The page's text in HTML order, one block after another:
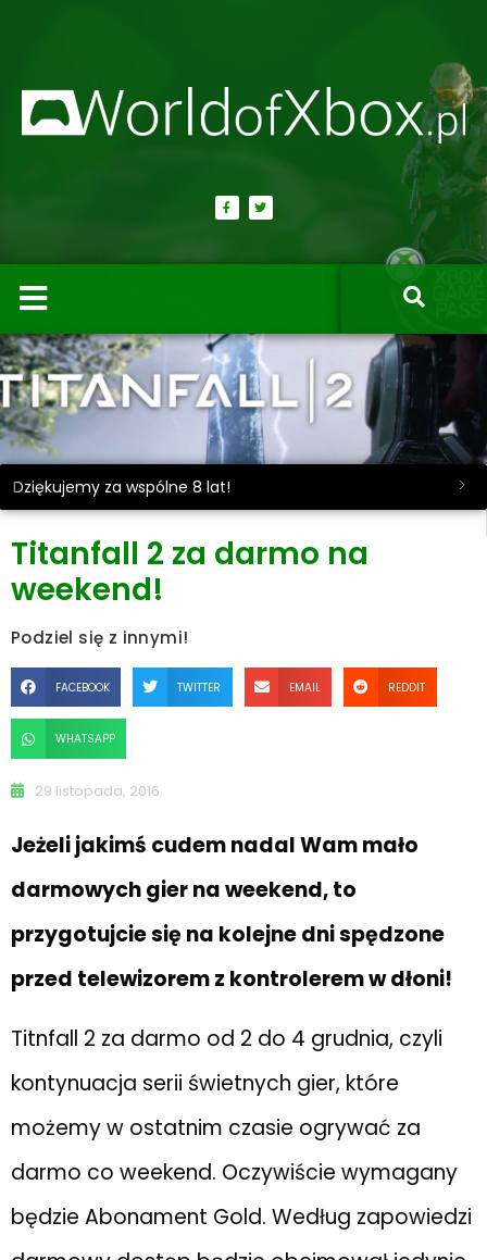
Dziękujemy za wspólne 8 lat!
Titanfall 2 za darmo na
weekend!
Podziel się z innymi!
FACEBOOK TWITTER EMAIL REDDIT
WHATSAPP
29 listopada, 2016
Jeżeli jakimś cudem nadal Wam mało
darmowych gier na weekend, to
przygotujcie się na kolejne dni spędzone
przed telewizorem z kontrolerem w dłoni!
Titnfall 2 za darmo od 2 do 4 grudnia, czyli
kontynuacja serii świetnych gier, które
możemy w ostatnim czasie ogrywać za
darmo co weekend. Oczywiście wymagany
będzie Abonament Gold. Według zapowiedzi